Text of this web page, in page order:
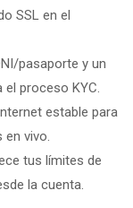
SSL en el
pasaporte y un
proceso KYC.
estable para
vivo.
tus límites de
la cuenta.